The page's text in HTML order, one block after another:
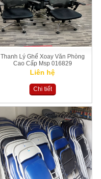
Thanh Lý Ghế Xoay Văn Phòng
Cao Cấp Msp 016829
Liên hệ
Chi tiết